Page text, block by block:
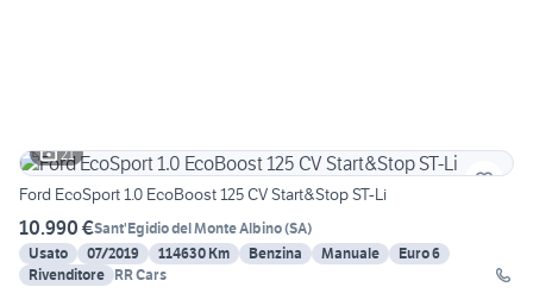
21
Ford EcoSport 1.0 EcoBoost 125 CV Start&Stop ST-Li
10.990 €Sant'Egidio del Monte Albino(SA)
Usato
07/2019 114630 Km Benzina Manuale
Euro 6
Rivenditore RR Cars